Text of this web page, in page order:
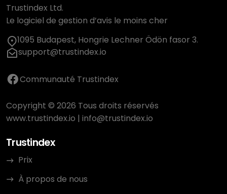
Trustindex Ltd.
Le logiciel de gestion d’avis le moins cher
1095 Budapest, Hongrie Lechner Ödön fasor 3.
support@trustindex.io
Communauté Trustindex
Copyright © 2026 Tous droits réservés
www.trustindex.io | info@trustindex.io
Trustindex
Prix
À propos de nous